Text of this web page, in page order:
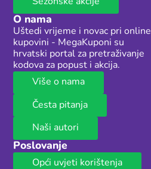
O nama
Uštedi vrijeme i novac pri online
kupovini - MegaKuponi su
hrvatski portal za pretraživanje
kodova za popust i akcija.
Više o nama
Česta pitanja
Naši autori
Poslovanje
Opći uvjeti korištenja